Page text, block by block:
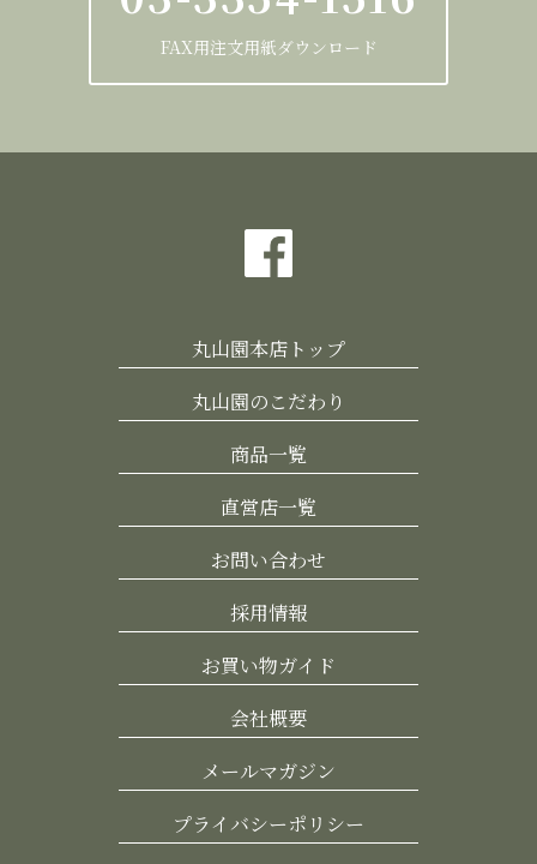
FAX用注文用紙ダウンロード
丸山園本店トップ
丸山園のこだわり
商品一覧
直営店一覧
お問い合わせ
採用情報
お買い物ガイド
会社概要
メールマガジン
プライバシーポリシー